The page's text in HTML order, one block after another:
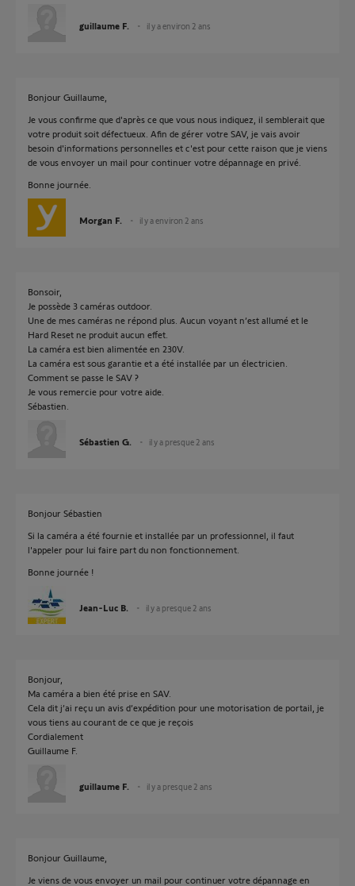
guillaume F. il y a environ 2 ans
Bonjour Guillaume,
Je vous confirme que d'après ce que vous nous indiquez, il semblerait que
votre produit soit défectueux. Afin de gérer votre SAV, je vais avoir
besoin d'informations personnelles et c'est pour cette raison que je viens
de vous envoyer un mail pour continuer votre dépannage en privé.
Bonne journée.
Morgan F. il y a environ 2 ans
Bonsoir,
Je possède 3 caméras outdoor.
Une de mes caméras ne répond plus. Aucun voyant n’est allumé et le
Hard Reset ne produit aucun effet.
La caméra est bien alimentée en 230V.
La caméra est sous garantie et a été installée par un électricien.
Comment se passe le SAV ?
Je vous remercie pour votre aide.
Sébastien.
Sébastien G. il y a presque 2 ans
Bonjour Sébastien
Si la caméra a été fournie et installée par un professionnel, il faut
l'appeler pour lui faire part du non fonctionnement.
Bonne journée !
Jean-Luc B. il y a presque 2 ans
Bonjour,
Ma caméra a bien été prise en SAV.
Cela dit j’ai reçu un avis d’expédition pour une motorisation de portail, je
vous tiens au courant de ce que je reçois
Cordialement
Guillaume F.
guillaume F. il y a presque 2 ans
Bonjour Guillaume,
Je viens de vous envoyer un mail pour continuer votre dépannage en